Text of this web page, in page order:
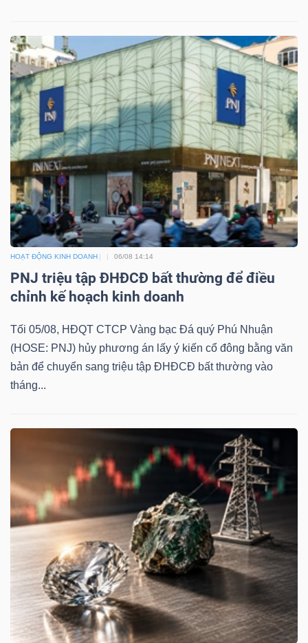
HOẠT ĐỘNG KINH DOANH 06/08 14:14
PNJ triệu tập ĐHĐCĐ bất thường để điều
chỉnh kế hoạch kinh doanh
Tối 05/08, HĐQT CTCP Vàng bạc Đá quý Phú Nhuận
(HOSE: PNJ) hủy phương án lấy ý kiến cổ đông bằng văn
bản để chuyển sang triệu tập ĐHĐCĐ bất thường vào
tháng...